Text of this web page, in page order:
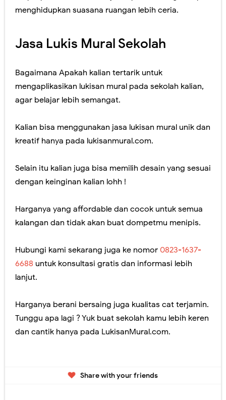
menghidupkan suasana ruangan lebih ceria.
Jasa Lukis Mural Sekolah
Bagaimana Apakah kalian tertarik untuk
mengaplikasikan lukisan mural pada sekolah kalian,
agar belajar lebih semangat.
Kalian bisa menggunakan jasa lukisan mural unik dan
kreatif hanya pada lukisanmural.com.
Selain itu kalian juga bisa memilih desain yang sesuai
dengan keinginan kalian lohh !
Harganya yang affordable dan cocok untuk semua
kalangan dan tidak akan buat dompetmu menipis.
Hubungi kami sekarang juga ke nomor 0823-1637-
6688 untuk konsultasi gratis dan informasi lebih
lanjut.
Harganya berani bersaing juga kualitas cat terjamin.
Tunggu apa lagi ? Yuk buat sekolah kamu lebih keren
dan cantik hanya pada LukisanMural.com.
Share with your friends